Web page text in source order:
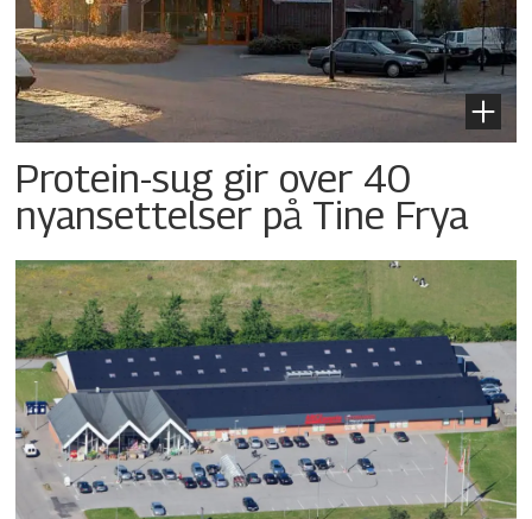
Protein-sug gir over 40
nyansettelser på Tine Frya